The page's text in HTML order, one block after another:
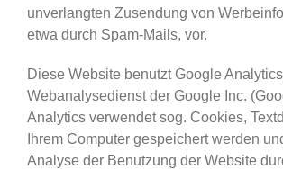
unverlangten Zusendung von
etwa durch Spam-Mails, vor.
Diese Website benutzt Google
Webanalysedienst der Google Inc.
Analytics verwendet sog. Cookies,
Ihrem Computer gespeichert werden
Analyse der Benutzung der Website